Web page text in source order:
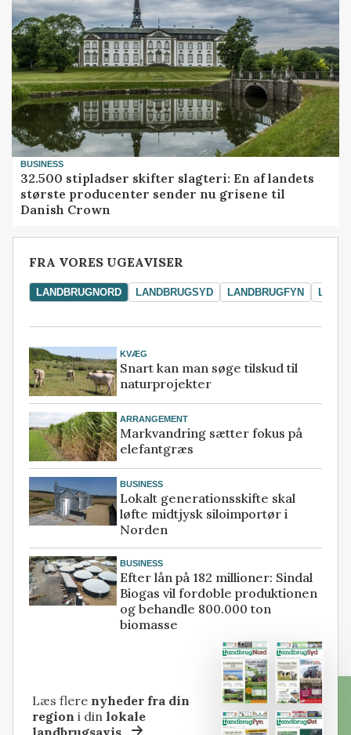
BUSINESS
32.500 stipladser skifter slagteri: En af landets
største producenter sender nu grisene til
Danish Crown
FRA VORES UGEAVISER
LANDBRUGNORD LANDBRUGSYD LANDBRUGFYN
KVÆG
Snart kan man søge tilskud til
naturprojekter
ARRANGEMENT
Markvandring sætter fokus på
elefantgræs
BUSINESS
Lokalt generationsskifte skal
løfte midtjysk siloimportør i
Norden
BUSINESS
Efter lån på 182 millioner: Sindal
Biogas vil fordoble produktionen
og behandle 800.000 ton
biomasse
Læs flere nyheder fra din
region i dinlokale